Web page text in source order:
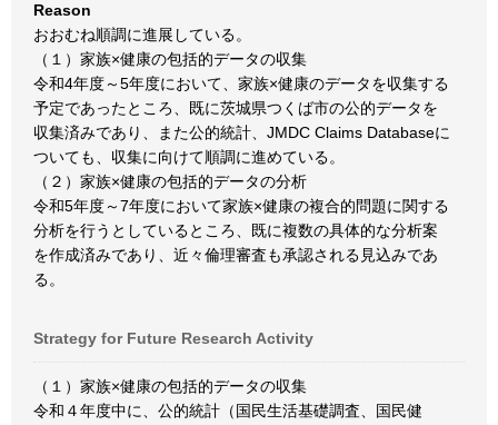
Reason
おおむね順調に進展している。
（１）家族×健康の包括的データの収集
令和4年度～5年度において、家族×健康のデータを収集する
予定であったところ、既に茨城県つくば市の公的データを
収集済みであり、また公的統計、JMDC Claims Databaseに
ついても、収集に向けて順調に進めている。
（２）家族×健康の包括的データの分析
令和5年度～7年度において家族×健康の複合的問題に関する
分析を行うとしているところ、既に複数の具体的な分析案
を作成済みであり、近々倫理審査も承認される見込みであ
る。
Strategy for Future Research Activity
（１）家族×健康の包括的データの収集
令和４年度中に、公的統計（国民生活基礎調査、国民健